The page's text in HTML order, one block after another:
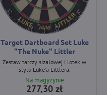
Target Dartboard Set Luke
"The Nuke" Littler
Zestaw tarczy sizalowej i lotek w
stylu Luke'a Littlera.
Na magyzynie
277,30 zł